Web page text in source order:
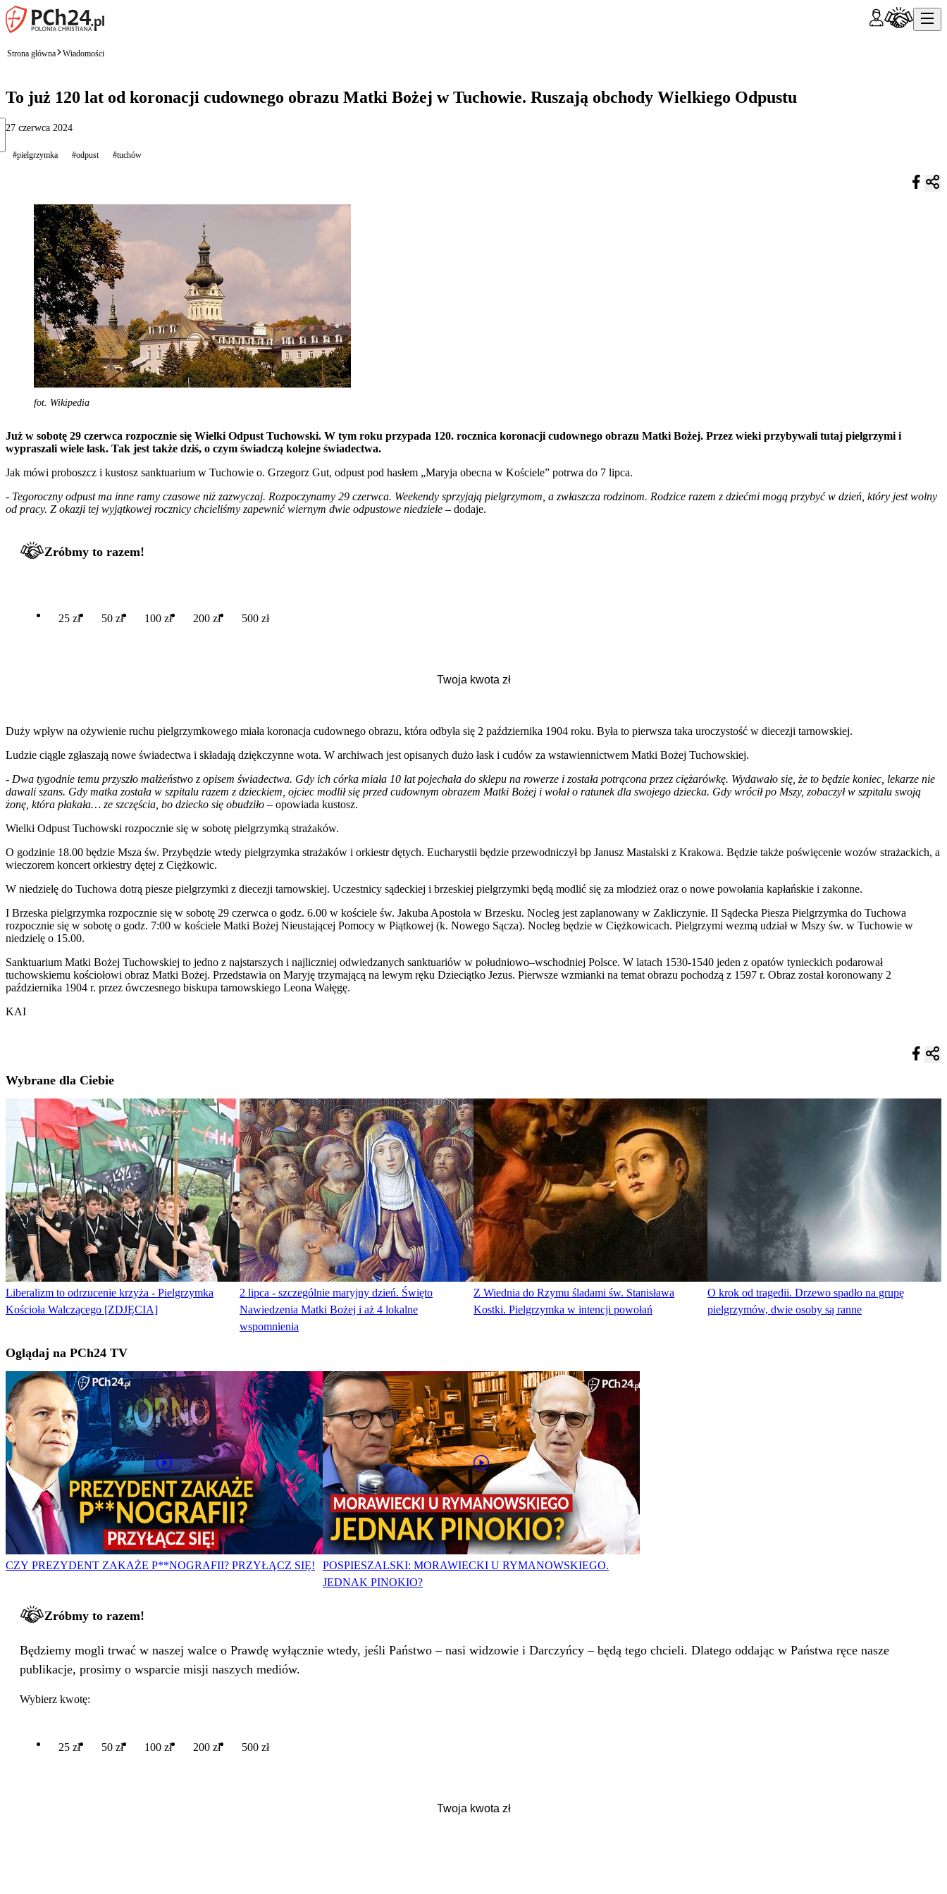
Strona główna Wiadomości
To już 120 lat od koronacji cudownego obrazu Matki Bożej w Tuchowie. Ruszają obchody Wielkiego Odpustu
27 czerwca 2024
#pielgrzymka #odpust #tuchów
fot. Wikipedia
Już w sobotę 29 czerwca rozpocznie się Wielki Odpust Tuchowski. W tym roku przypada 120. rocznica koronacji cudownego obrazu Matki Bożej. Przez wieki przybywali tutaj pielgrzymi i
wypraszali wiele łask. Tak jest także dziś, o czym świadczą kolejne świadectwa.
Jak mówi proboszcz i kustosz sanktuarium w Tuchowie o. Grzegorz Gut, odpust pod hasłem „Maryja obecna w Kościele” potrwa do 7 lipca.
- Tegoroczny odpust ma inne ramy czasowe niż zazwyczaj. Rozpoczynamy 29 czerwca. Weekendy sprzyjają pielgrzymom, a zwłaszcza rodzinom. Rodzice razem z dziećmi mogą przybyć w dzień, który jest wolny
od pracy. Z okazji tej wyjątkowej rocznicy chcieliśmy zapewnić wiernym dwie odpustowe niedziele – dodaje.
Zróbmy to razem!
25 zł 50 zł 100 zł 200 zł 500 zł
Duży wpływ na ożywienie ruchu pielgrzymkowego miała koronacja cudownego obrazu, która odbyła się 2 października 1904 roku. Była to pierwsza taka uroczystość w diecezji tarnowskiej.
Ludzie ciągle zgłaszają nowe świadectwa i składają dziękczynne wota. W archiwach jest opisanych dużo łask i cudów za wstawiennictwem Matki Bożej Tuchowskiej.
- Dwa tygodnie temu przyszło małżeństwo z opisem świadectwa. Gdy ich córka miała 10 lat pojechała do sklepu na rowerze i została potrącona przez ciężarówkę. Wydawało się, że to będzie koniec, lekarze nie
dawali szans. Gdy matka została w szpitalu razem z dzieckiem, ojciec modlił się przed cudownym obrazem Matki Bożej i wołał o ratunek dla swojego dziecka. Gdy wrócił po Mszy, zobaczył w szpitalu swoją
żonę, która płakała… ze szczęścia, bo dziecko się obudziło – opowiada kustosz.
Wielki Odpust Tuchowski rozpocznie się w sobotę pielgrzymką strażaków.
O godzinie 18.00 będzie Msza św. Przybędzie wtedy pielgrzymka strażaków i orkiestr dętych. Eucharystii będzie przewodniczył bp Janusz Mastalski z Krakowa. Będzie także poświęcenie wozów strażackich, a
wieczorem koncert orkiestry dętej z Ciężkowic.
W niedzielę do Tuchowa dotrą piesze pielgrzymki z diecezji tarnowskiej. Uczestnicy sądeckiej i brzeskiej pielgrzymki będą modlić się za młodzież oraz o nowe powołania kapłańskie i zakonne.
I Brzeska pielgrzymka rozpocznie się w sobotę 29 czerwca o godz. 6.00 w kościele św. Jakuba Apostoła w Brzesku. Nocleg jest zaplanowany w Zakliczynie. II Sądecka Piesza Pielgrzymka do Tuchowa
rozpocznie się w sobotę o godz. 7:00 w kościele Matki Bożej Nieustającej Pomocy w Piątkowej (k. Nowego Sącza). Nocleg będzie w Ciężkowicach. Pielgrzymi wezmą udział w Mszy św. w Tuchowie w
niedzielę o 15.00.
Sanktuarium Matki Bożej Tuchowskiej to jedno z najstarszych i najliczniej odwiedzanych sanktuariów w południowo–wschodniej Polsce. W latach 1530-1540 jeden z opatów tynieckich podarował
tuchowskiemu kościołowi obraz Matki Bożej. Przedstawia on Maryję trzymającą na lewym ręku Dzieciątko Jezus. Pierwsze wzmianki na temat obrazu pochodzą z 1597 r. Obraz został koronowany 2
października 1904 r. przez ówczesnego biskupa tarnowskiego Leona Wałęgę.
KAI
Wybrane dla Ciebie
Liberalizm to odrzucenie krzyża - Pielgrzymka
Kościoła Walczącego [ZDJĘCIA]
2 lipca - szczególnie maryjny dzień. Święto
Nawiedzenia Matki Bożej i aż 4 lokalne
wspomnienia
Z Wiednia do Rzymu śladami św. Stanisława
Kostki. Pielgrzymka w intencji powołań
O krok od tragedii. Drzewo spadło na grupę
pielgrzymów, dwie osoby są ranne
Oglądaj na PCh24 TV
CZY PREZYDENT ZAKAŻE P**NOGRAFII? PRZYŁĄCZ SIĘ!
POSPIESZALSKI: MORAWIECKI U RYMANOWSKIEGO.
JEDNAK PINOKIO?
Zróbmy to razem!
Będziemy mogli trwać w naszej walce o Prawdę wyłącznie wtedy, jeśli Państwo – nasi widzowie i Darczyńcy – będą tego chcieli. Dlatego oddając w Państwa ręce nasze
publikacje, prosimy o wsparcie misji naszych mediów.
Wybierz kwotę:
25 zł 50 zł 100 zł 200 zł 500 zł